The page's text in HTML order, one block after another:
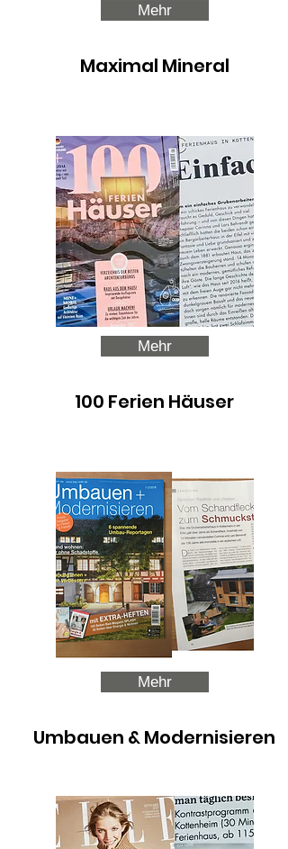
Mehr
Maximal Mineral
Mehr
100 Ferien Häuser
Mehr
Umbauen & Modernisieren